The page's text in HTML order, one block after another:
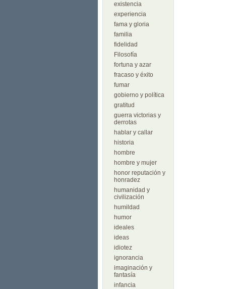
existencia
experiencia
fama y gloria
familia
fidelidad
Filosofía
fortuna y azar
fracaso y éxito
fumar
gobierno y política
gratitud
guerra victorias y
derrotas
hablar y callar
historia
hombre
hombre y mujer
honor reputación y
honradez
humanidad y
civilización
humildad
humor
ideales
ideas
idiotez
ignorancia
imaginación y
fantasía
infancia